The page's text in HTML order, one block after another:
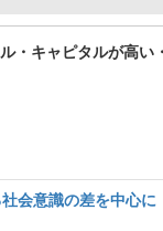
・キャピタルが高い
会意識の差を中心に